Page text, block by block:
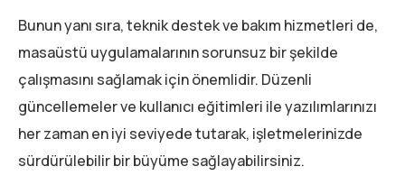
Bunun yanı sıra, teknik destek ve bakım hizmetleri de,
masaüstü uygulamalarının sorunsuz bir şekilde
çalışmasını sağlamak için önemlidir. Düzenli
güncellemeler ve kullanıcı eğitimleri ile yazılımlarınızı
her zaman en iyi seviyede tutarak, işletmelerinizde
sürdürülebilir bir büyüme sağlayabilirsiniz.